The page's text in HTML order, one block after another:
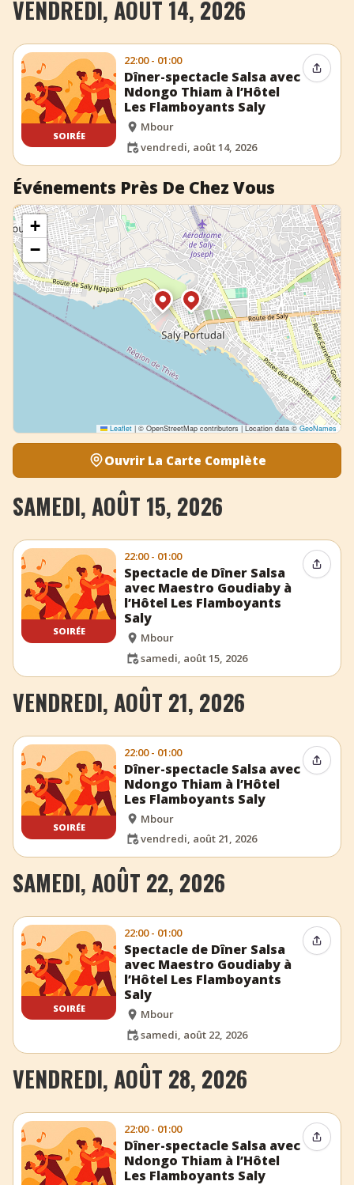
+ Ajouter un événement
VENDREDI, AOÛT 14, 2026
SOIRÉE
22:00 - 01:00
Dîner-spectacle Salsa avec
Ndongo Thiam à l’Hôtel
Les Flamboyants Saly
Mbour
vendredi, août 14, 2026
Événements Près De Chez Vous
+
−
Leaflet | © OpenStreetMap contributors | Location data © GeoNames
Ouvrir La Carte Complète
SAMEDI, AOÛT 15, 2026
SOIRÉE
22:00 - 01:00
Spectacle de Dîner Salsa
avec Maestro Goudiaby à
l’Hôtel Les Flamboyants
Saly
Mbour
samedi, août 15, 2026
VENDREDI, AOÛT 21, 2026
SOIRÉE
22:00 - 01:00
Dîner-spectacle Salsa avec
Ndongo Thiam à l’Hôtel
Les Flamboyants Saly
Mbour
vendredi, août 21, 2026
SAMEDI, AOÛT 22, 2026
SOIRÉE
22:00 - 01:00
Spectacle de Dîner Salsa
avec Maestro Goudiaby à
l’Hôtel Les Flamboyants
Saly
Mbour
samedi, août 22, 2026
VENDREDI, AOÛT 28, 2026
22:00 - 01:00
Dîner-spectacle Salsa avec
Ndongo Thiam à l’Hôtel
Les Flamboyants Saly